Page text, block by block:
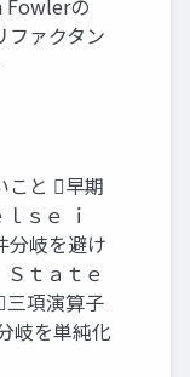
Fowlerの
ファクタン
こと 早期
ｓｅ ｉ
分岐を避け
ｔａｔｅ
三項演算子
岐を単純化